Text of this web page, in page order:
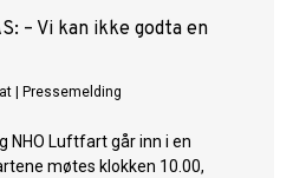
– Vi kan ikke godta en
Pressemelding
NHO Luftfart går inn i en
møtes klokken 10.00,